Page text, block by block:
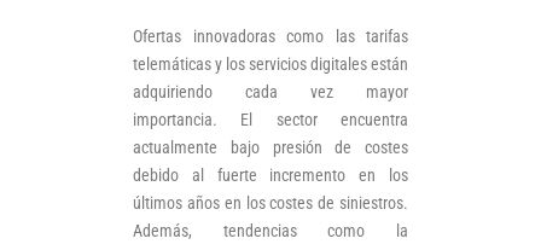
Ofertas innovadoras como las tarifas
telemáticas y los servicios digitales están
adquiriendo cada vez mayor
importancia. El sector encuentra
actualmente bajo presión de costes
debido al fuerte incremento en los
últimos años en los costes de siniestros.
Además, tendencias como la